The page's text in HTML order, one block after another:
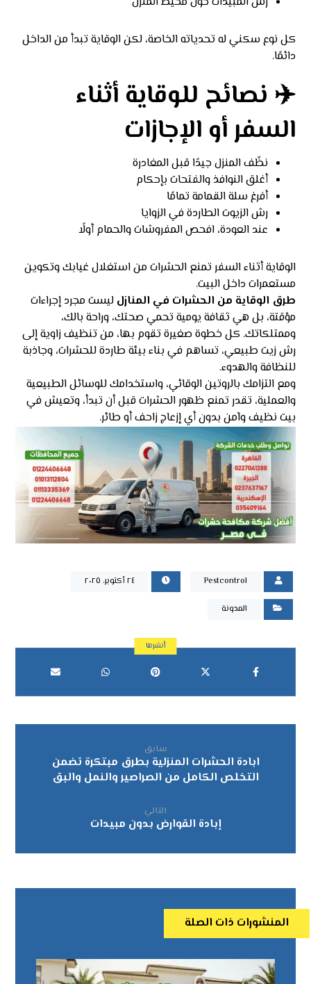
كل نوع سكني له تحدياته الخاصة، لكن الوقاية تبدأ من الداخل
دائمًا.
✈️ نصائح للوقاية أثناء
السفر أو الإجازات
نظّف المنزل جيدًا قبل المغادرة
أغلق النوافذ والفتحات بإحكام
أفرغ سلة القمامة تمامًا
رش الزيوت الطاردة في الزوايا
عند العودة، افحص المفروشات والحمام أولًا
الوقاية أثناء السفر تمنع الحشرات من استغلال غيابك وتكوين
مستعمرات داخل البيت.
طرق الوقاية من الحشرات في المنازل ليست مجرد إجراءات
مؤقتة، بل هي ثقافة يومية تحمي صحتك، وراحة بالك،
وممتلكاتك. كل خطوة صغيرة تقوم بها، من تنظيف زاوية إلى
رش زيت طبيعي، تساهم في بناء بيئة طاردة للحشرات، وجاذبة
للنظافة والهدوء.
ومع التزامك بالروتين الوقائي، واستخدامك للوسائل الطبيعية
والعملية، تقدر تمنع ظهور الحشرات قبل أن تبدأ، وتعيش في
بيت نظيف وآمن بدون أي إزعاج زاحف أو طائر.
Pestcontrol ٢٤ أكتوبر، ٢٠٢٥
المدونة
سابق
ابادة الحشرات المنزلية بطرق مبتكرة تضمن
التخلص الكامل من الصراصير والنمل والبق
التالي
إبادة القوارض بدون مبيدات
المنشورات ذات الصلة